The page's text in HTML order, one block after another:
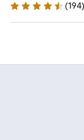
4.6 Sterne
(194)